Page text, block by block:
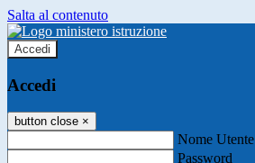
Salta al contenuto
Accedi
Accedi
button close ×
Nome Utente
Password